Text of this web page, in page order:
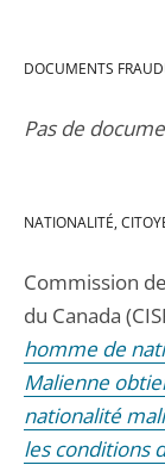
DOCUMENTS
Pas de
NATIONALITÉ,
Commission
du Canada
homme de
Malienne
nationalité
les conditions